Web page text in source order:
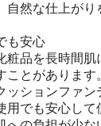
自然な仕上がり
も安心
粧品を長時間肌
ことがあります
ッションファン
用でも安心して